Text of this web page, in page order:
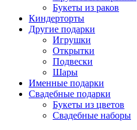
Букеты из раков
Киндерторты
Другие подарки
Игрушки
Открытки
Подвески
Шары
Именные подарки
Свадебные подарки
Букеты из цветов
Свадебные наборы